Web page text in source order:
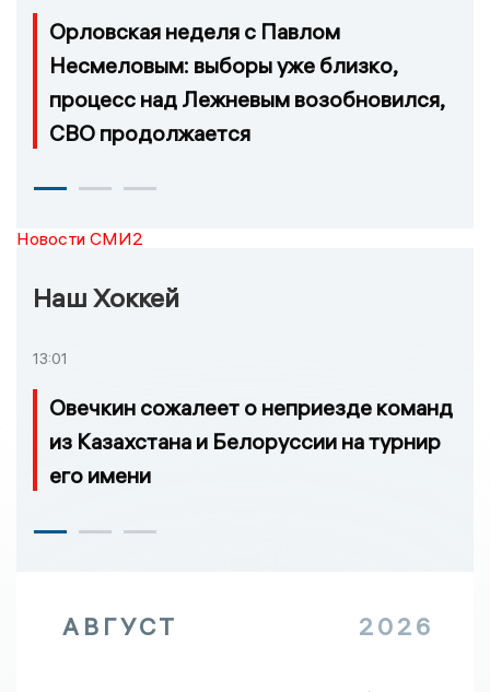
Орловская неделя с Павлом
Несмеловым: выборы уже близко,
процесс над Лежневым возобновился,
СВО продолжается
Новости СМИ2
Наш Хоккей
13:01
Овечкин сожалеет о неприезде команд
из Казахстана и Белоруссии на турнир
его имени
АВГУСТ 2026